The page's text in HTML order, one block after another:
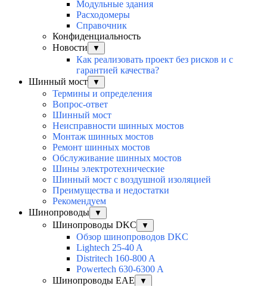
Модульные здания
Расходомеры
Справочник
Конфиденциальность
Новости
▼
Как реализовать проект без рисков и с
гарантией качества?
Шинный мост
▼
Термины и определения
Вопрос-ответ
Шинный мост
Неисправности шинных мостов
Монтаж шинных мостов
Ремонт шинных мостов
Обслуживание шинных мостов
Шины электротехнические
Шинный мост с воздушной изоляцией
Преимущества и недостатки
Рекомендуем
Шинопроводы
▼
Шинопроводы DKC ▼
Обзор шинопроводов DKC
Lightech 25-40 A
Distritech 160-800 A
Powertech 630-6300 A
Шинопроводы EAE
▼